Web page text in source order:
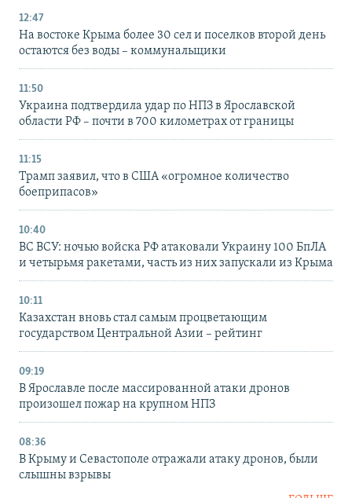
12:47
На востоке Крыма более 30 сел и поселков второй день
остаются без воды – коммунальщики
11:50
Украина подтвердила удар по НПЗ в Ярославской
области РФ – почти в 700 километрах от границы
11:15
Трамп заявил, что в США «огромное количество
боеприпасов»
10:40
ВС ВСУ: ночью войска РФ атаковали Украину 100 БпЛА
и четырьмя ракетами, часть из них запускали из Крыма
10:11
Казахстан вновь стал самым процветающим
государством Центральной Азии – рейтинг
09:19
В Ярославле после массированной атаки дронов
произошел пожар на крупном НПЗ
08:36
В Крыму и Севастополе отражали атаку дронов, были
слышны взрывы